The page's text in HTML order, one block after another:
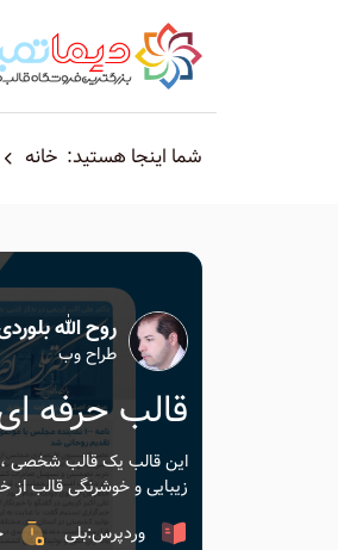
شما اینجا هستید: خانه
روح الله
طراح وب
قالب حرفه
این قالب یک قالب شخصی ،
زیبایی و خوشرنگی قالب از
وردپرس:بلی